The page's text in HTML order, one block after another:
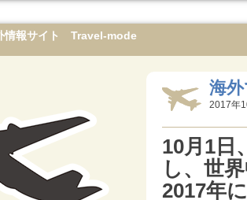
情報サイト Travel-mode
海
2017年
10月1日
し、世
2017年